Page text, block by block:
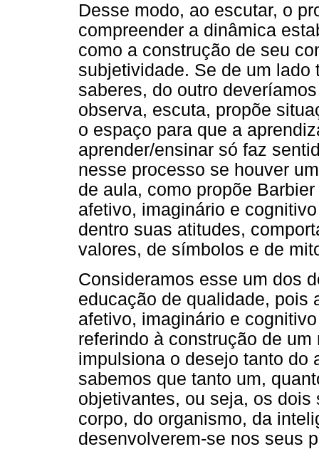
Desse modo, ao escutar, o
compreender a dinâmica
como a construção de seu
subjetividade. Se de um
saberes, do outro
observa, escuta, propõe
o espaço para que a
aprender/ensinar só faz
nesse processo se houver
de aula, como propõe
afetivo, imaginário e
dentro suas atitudes,
valores, de símbolos e de
Consideramos esse um dos
educação de qualidade, pois
afetivo, imaginário e
referindo à construção de
impulsiona o desejo tanto do
sabemos que tanto um,
objetivantes, ou seja, os
corpo, do organismo, da
desenvolverem-se nos seus